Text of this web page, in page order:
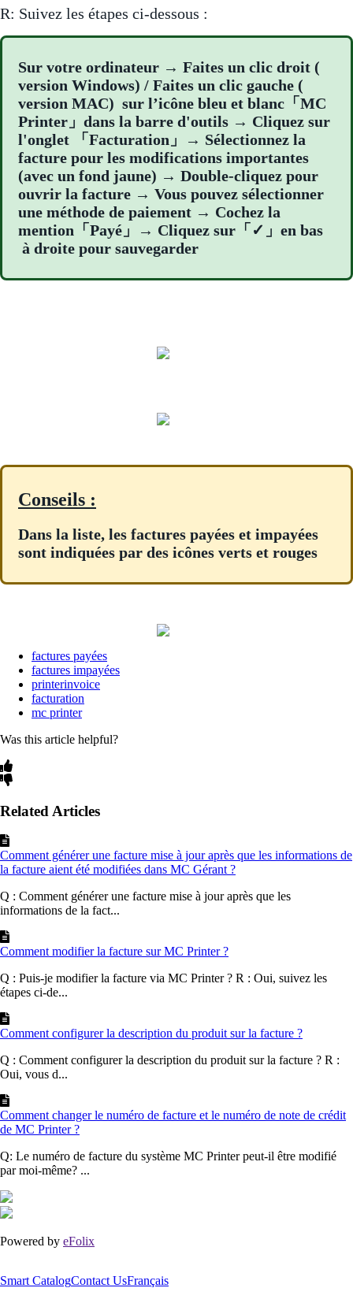
R: Suivez les étapes ci-dessous :
Sur votre ordinateur → Faites un clic droit (
version Windows) / Faites un clic gauche (
version MAC) sur l’icône bleu et blanc「MC
Printer」dans la barre d'outils → Cliquez sur
l'onglet 「Facturation」→ Sélectionnez la
facture pour les modifications importantes
(avec un fond jaune) → Double-cliquez pour
ouvrir la facture → Vous pouvez sélectionner
une méthode de paiement → Cochez la
mention「Payé」→ Cliquez sur「✓」en bas
à droite pour sauvegarder
Conseils :
Dans la liste, les factures payées et impayées
sont indiquées par des icônes verts et rouges
factures payées
factures impayées
printerinvoice
facturation
mc printer
Was this article helpful?
Related Articles
Comment générer une facture mise à jour après que les informations de
la facture aient été modifiées dans MC Gérant ?
Q : Comment générer une facture mise à jour après que les
informations de la fact...
Comment modifier la facture sur MC Printer ?
Q : Puis-je modifier la facture via MC Printer ? R : Oui, suivez les
étapes ci-de...
Comment configurer la description du produit sur la facture ?
Q : Comment configurer la description du produit sur la facture ? R :
Oui, vous d...
Comment changer le numéro de facture et le numéro de note de crédit
de MC Printer ?
Q: Le numéro de facture du système MC Printer peut-il être modifié
par moi-même? ...
Powered by eFolix
Smart CatalogContact UsFrançais